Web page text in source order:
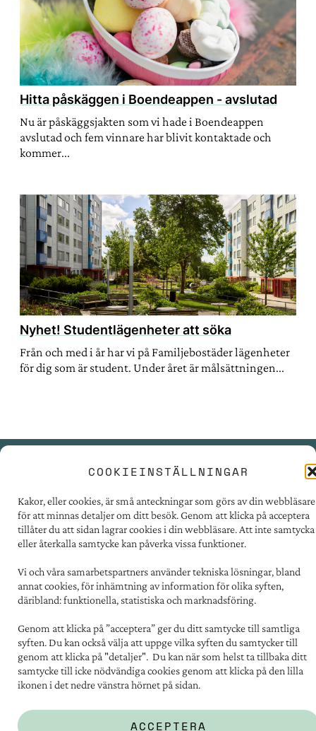
COOKIEINSTÄLLNINGAR
Kakor, eller cookies, är små anteckningar som görs av din webbläsare
för att minnas detaljer om ditt besök. Genom att klicka på acceptera
tillåter du att sidan lagrar cookies i din webbläsare. Att inte samtycka
eller återkalla samtycke kan påverka vissa funktioner.
Vi och våra samarbetspartners använder tekniska lösningar, bland
annat cookies, för inhämtning av information för olika syften,
däribland: funktionella, statistiska och marknadsföring.
Genom att klicka på ”acceptera” ger du ditt samtycke till samtliga
syften. Du kan också välja att uppge vilka syften du samtycker till
genom att klicka på "detaljer". Du kan när som helst ta tillbaka ditt
samtycke till icke nödvändiga cookies genom att klicka på den lilla
ikonen i det nedre vänstra hörnet på sidan.
ACCEPTERA
Hitta påskäggen i Boendeappen - avslutad
Nu är påskäggsjakten som vi hade i Boendeappen
avslutad och fem vinnare har blivit kontaktade och
kommer...
Nyhet! Studentlägenheter att söka
Från och med i år har vi på Familjebostäder lägenheter
för dig som är student. Under året är målsättningen...
TILLGÄNGLIGHET
FÖR LEVERANTÖRER
PERSONUPPGIFTER
OM COOKIES
Kontakt:
Postadress:
Familjebostäder i Göteborg
Box 5151, 402 26 Göteborg
Besöksadress: